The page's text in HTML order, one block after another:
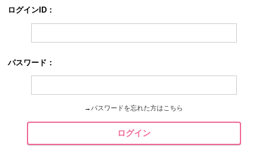
ログインID：
パスワード：
→ パスワードを忘れた方はこちら
ログイン